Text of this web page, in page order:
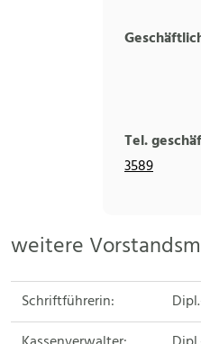
Tel.
3589
weitere
Schriftführerin: